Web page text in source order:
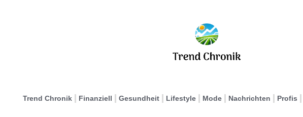
Trend Chronik Finanziell Gesundheit Lifestyle Mode Nachrichten Profis